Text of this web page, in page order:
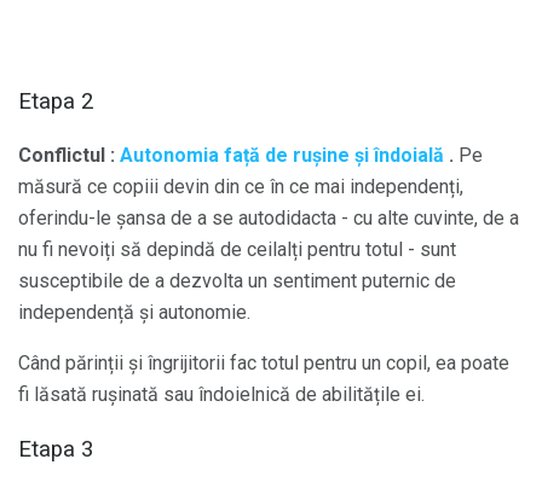
Etapa 2
Conflictul : Autonomia față de rușine și îndoială . Pe
măsură ce copiii devin din ce în ce mai independenți,
oferindu-le șansa de a se autodidacta - cu alte cuvinte, de a
nu fi nevoiți să depindă de ceilalți pentru totul - sunt
susceptibile de a dezvolta un sentiment puternic de
independență și autonomie.
Când părinții și îngrijitorii fac totul pentru un copil, ea poate
fi lăsată rușinată sau îndoielnică de abilitățile ei.
Etapa 3